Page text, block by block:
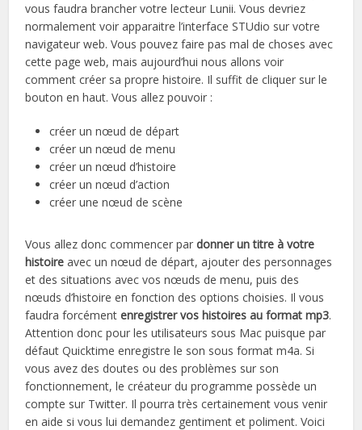
vous faudra brancher votre lecteur Lunii. Vous devriez
normalement voir apparaitre l’interface STUdio sur votre
navigateur web. Vous pouvez faire pas mal de choses avec
cette page web, mais aujourd’hui nous allons voir
comment créer sa propre histoire. Il suffit de cliquer sur le
bouton en haut. Vous allez pouvoir :
créer un nœud de départ
créer un nœud de menu
créer un nœud d’histoire
créer un nœud d’action
créer une nœud de scène
Vous allez donc commencer pardonner un titre à votre
histoire avec un nœud de départ, ajouter des personnages
et des situations avec vos nœuds de menu, puis des
nœuds d’histoire en fonction des options choisies. Il vous
faudra forcémentenregistrer vos histoires au format mp3.
Attention donc pour les utilisateurs sous Mac puisque par
défaut Quicktime enregistre le son sous format m4a. Si
vous avez des doutes ou des problèmes sur son
fonctionnement, le créateur du programme possède un
compte sur Twitter. Il pourra très certainement vous venir
en aide si vous lui demandez gentiment et poliment. Voici